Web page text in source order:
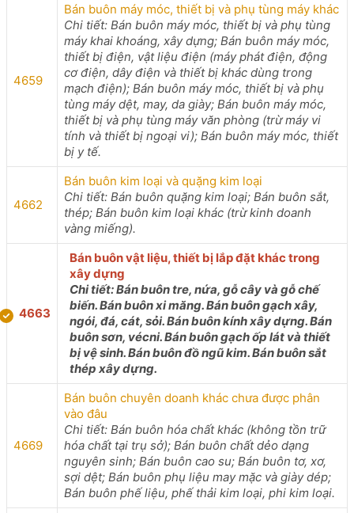
4659
Bán buôn máy móc, thiết bị và phụ tùng máy khác
Chi tiết: Bán buôn máy móc, thiết bị và phụ tùng
máy khai khoáng, xây dựng; Bán buôn máy móc,
thiết bị điện, vật liệu điện (máy phát điện, động
cơ điện, dây điện và thiết bị khác dùng trong
mạch điện); Bán buôn máy móc, thiết bị và phụ
tùng máy dệt, may, da giày; Bán buôn máy móc,
thiết bị và phụ tùng máy văn phòng (trừ máy vi
tính và thiết bị ngoại vi); Bán buôn máy móc, thiết
bị y tế.
4662
Bán buôn kim loại và quặng kim loại
Chi tiết: Bán buôn quặng kim loại; Bán buôn sắt,
thép; Bán buôn kim loại khác (trừ kinh doanh
vàng miếng).
4663
Bán buôn vật liệu, thiết bị lắp đặt khác trong
xây dựng
Chi tiết: Bán buôn tre, nứa, gỗ cây và gỗ chế
biến. Bán buôn xi măng. Bán buôn gạch xây,
ngói, đá, cát, sỏi. Bán buôn kính xây dựng. Bán
buôn sơn, vécni. Bán buôn gạch ốp lát và thiết
bị vệ sinh. Bán buôn đồ ngũ kim. Bán buôn sắt
thép xây dựng.
4669
Bán buôn chuyên doanh khác chưa được phân
vào đâu
Chi tiết: Bán buôn hóa chất khác (không tồn trữ
hóa chất tại trụ sở); Bán buôn chất dẻo dạng
nguyên sinh; Bán buôn cao su; Bán buôn tơ, xơ,
sợi dệt; Bán buôn phụ liệu may mặc và giày dép;
Bán buôn phế liệu, phế thải kim loại, phi kim loại.